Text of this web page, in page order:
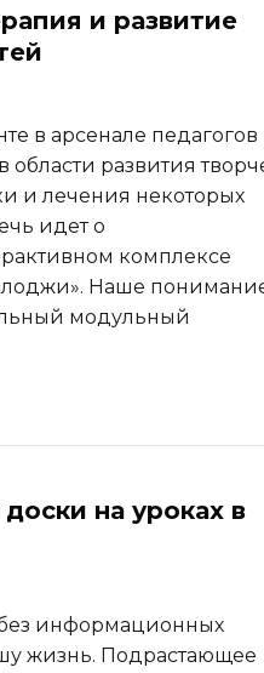
и развитие
в арсенале педагогов
области развития
и лечения некоторых
идет о
комплексе
Наше
модульный
на уроках в
информационных
жизнь. Подрастающее